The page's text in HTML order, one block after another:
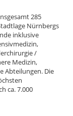
285
Nürnbergs
inklusive
/
Medizin,
Abteilungen. Die
ca. 7.000